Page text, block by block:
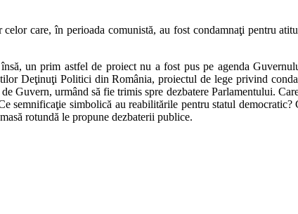
care, în perioada comunistă, au fost condamnaţi pentru
un prim astfel de proiect nu a fost pus pe agenda
Deţinuţi Politici din România, proiectul de lege privind
Guvern, urmând să fie trimis spre dezbatere Parlamentului.
simbolică au reabilitările pentru statul democratic?
rotundă le propune dezbaterii publice.